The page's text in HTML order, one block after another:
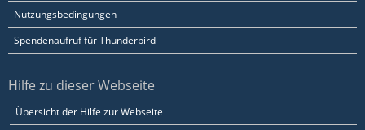
Nutzungsbedingungen
Spendenaufruf für Thunderbird
Hilfe zu dieser Webseite
Übersicht der Hilfe zur Webseite